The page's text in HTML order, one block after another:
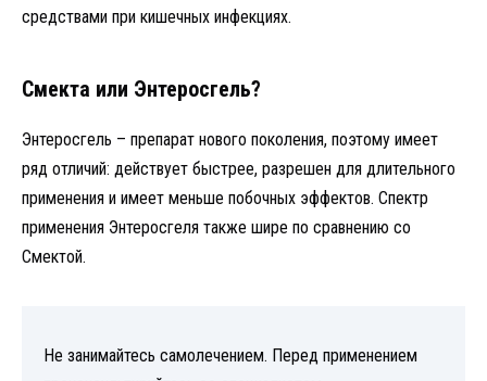
средствами при кишечных инфекциях.
Смекта или Энтеросгель?
Энтеросгель – препарат нового поколения, поэтому имеет
ряд отличий: действует быстрее, разрешен для длительного
применения и имеет меньше побочных эффектов. Спектр
применения Энтеросгеля также шире по сравнению со
Смектой.
Не занимайтесь самолечением. Перед применением